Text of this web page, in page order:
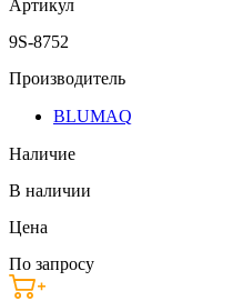
Артикул
9S-8752
Производитель
BLUMAQ
Наличие
В наличии
Цена
По запросу